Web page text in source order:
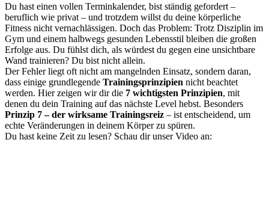
Du hast einen vollen Terminkalender, bist ständig gefordert –
beruflich wie privat – und trotzdem willst du deine körperliche
Fitness nicht vernachlässigen. Doch das Problem: Trotz Disziplin im
Gym und einem halbwegs gesunden Lebensstil bleiben die großen
Erfolge aus. Du fühlst dich, als würdest du gegen eine unsichtbare
Wand trainieren? Du bist nicht allein.
Der Fehler liegt oft nicht am mangelnden Einsatz, sondern daran,
dass einige grundlegende Trainingsprinzipien nicht beachtet
werden. Hier zeigen wir dir die 7 wichtigsten Prinzipien, mit
denen du dein Training auf das nächste Level hebst. Besonders
Prinzip 7 – der wirksame Trainingsreiz – ist entscheidend, um
echte Veränderungen in deinem Körper zu spüren.
Du hast keine Zeit zu lesen? Schau dir unser Video an: